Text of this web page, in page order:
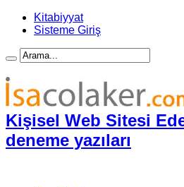
Kitabiyyat
Sisteme Giriş
Kişisel Web Sitesi
deneme yazıları